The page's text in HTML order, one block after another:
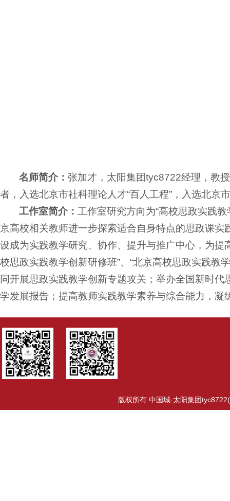
名师简介：张加才，太阳集团tyc8722经理，教
者，入选北京市社科理论人才“百人工程”，入选北
工作室简介： 工作室研究方向为“高校思政实践
京高校相关教师进一步探索适合自身特点的思政课
设成为实践教学研究、协作、提升与推广中心，为
校思政实践教学创新研修班”、“北京高校思政实践
同开展思政实践教学创新专题攻关；举办全国新时
学发展报告；提高教师实践教学素养与综合能力，
版权所有 中国城·太阳集团